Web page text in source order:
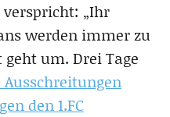
„Ihr
werden immer zu
geht um. Drei Tage
Ausschreitungen
den 1.FC